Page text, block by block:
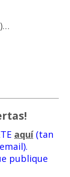
aquí(tan
publique